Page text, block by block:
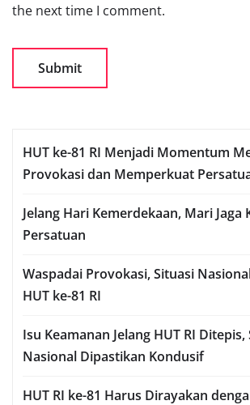
the next time I comment.
HUT ke-81 RI Menjadi Momentum
Provokasi dan Memperkuat
Jelang Hari Kemerdekaan, Mari Jaga
Persatuan
Waspadai Provokasi, Situasi
HUT ke-81 RI
Isu Keamanan Jelang HUT RI Ditepis,
Nasional Dipastikan Kondusif
HUT RI ke-81 Harus Dirayakan